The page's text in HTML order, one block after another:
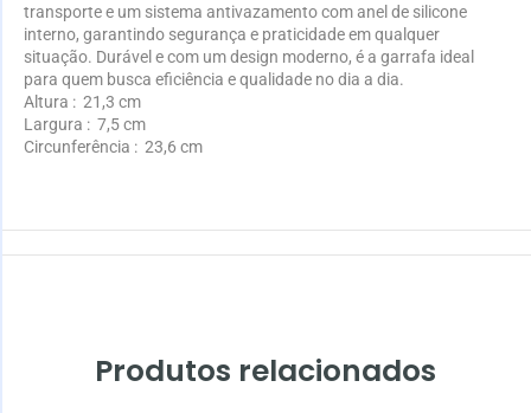
transporte e um sistema antivazamento com anel de silicone
interno, garantindo segurança e praticidade em qualquer
situação. Durável e com um design moderno, é a garrafa ideal
para quem busca eficiência e qualidade no dia a dia.
Altura : 21,3 cm
Largura : 7,5 cm
Circunferência : 23,6 cm
Produtos relacionados